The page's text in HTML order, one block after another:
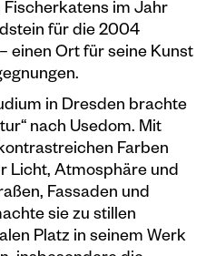
im Jahr
für die 2004
einen Ort für seine Kunst
in Dresden brachte
nach Usedom. Mit
Farben
Licht, Atmosphäre und
Fassaden und
sie zu stillen
Platz in seinem Werk